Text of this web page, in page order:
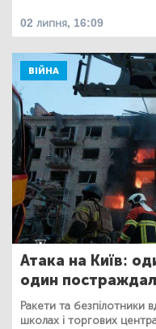
02 липня, 16:09
ВІЙНА
Атака на Київ:
один
Ракети та безпілотники
школах і торгових